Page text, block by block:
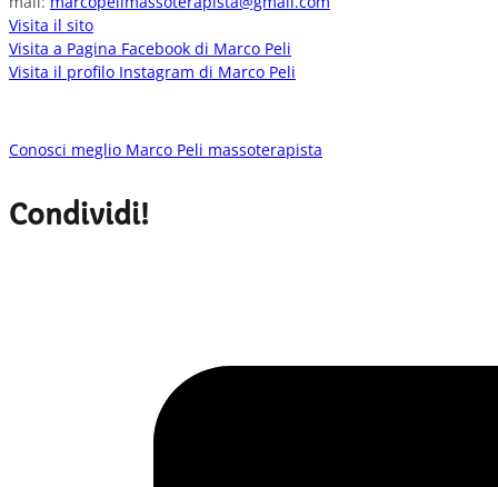
Visita il sito
Visita a Pagina Facebook di Marco Peli
Visita il profilo Instagram di Marco Peli
Conosci meglio Marco Peli massoterapista
Condividi!